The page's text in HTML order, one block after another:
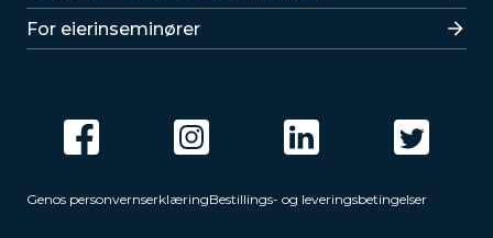
For eierinseminører
Genos personvernserklæringBestillings- og leveringsbetingelser